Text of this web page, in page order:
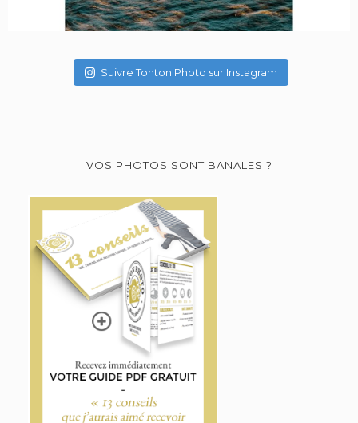
Suivre Tonton Photo sur Instagram
VOS PHOTOS SONT BANALES ?